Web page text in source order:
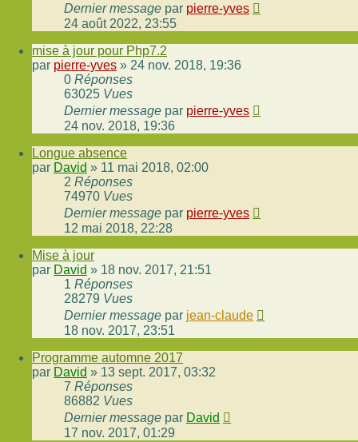
Dernier message par pierre-yves
24 août 2022, 23:55
mise à jour pour Php7.2
par pierre-yves » 24 nov. 2018, 19:36
0 Réponses
63025 Vues
Dernier message par pierre-yves
24 nov. 2018, 19:36
Longue absence
par David » 11 mai 2018, 02:00
2 Réponses
74970 Vues
Dernier message par pierre-yves
12 mai 2018, 22:28
Mise à jour
par David » 18 nov. 2017, 21:51
1 Réponses
28279 Vues
Dernier message par jean-claude
18 nov. 2017, 23:51
Programme automne 2017
par David » 13 sept. 2017, 03:32
7 Réponses
86882 Vues
Dernier message par David
17 nov. 2017, 01:29